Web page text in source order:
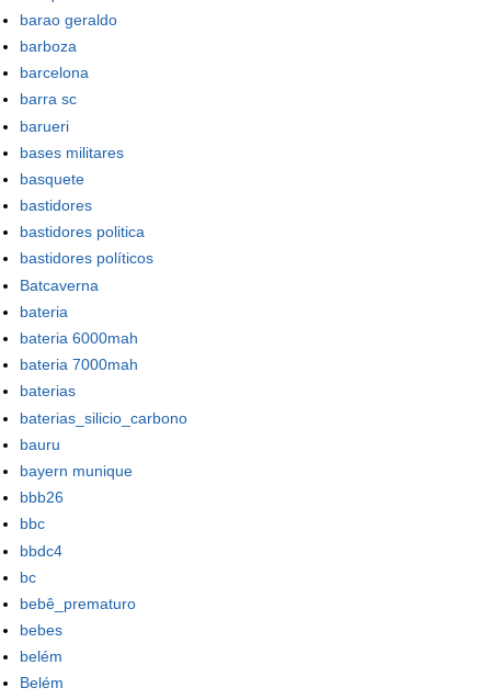
barao geraldo
barboza
barcelona
barra sc
barueri
bases militares
basquete
bastidores
bastidores politica
bastidores políticos
Batcaverna
bateria
bateria 6000mah
bateria 7000mah
baterias
baterias_silicio_carbono
bauru
bayern munique
bbb26
bbc
bbdc4
bc
bebê_prematuro
bebes
belém
Belém